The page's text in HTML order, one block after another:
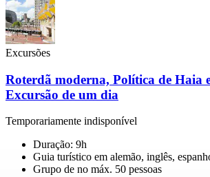
Excursões
Roterdã moderna, Política de Haia
Excursão de um dia
Temporariamente indisponível
Duração: 9h
Guia turístico em alemão, inglês,
Grupo de no máx. 50 pessoas